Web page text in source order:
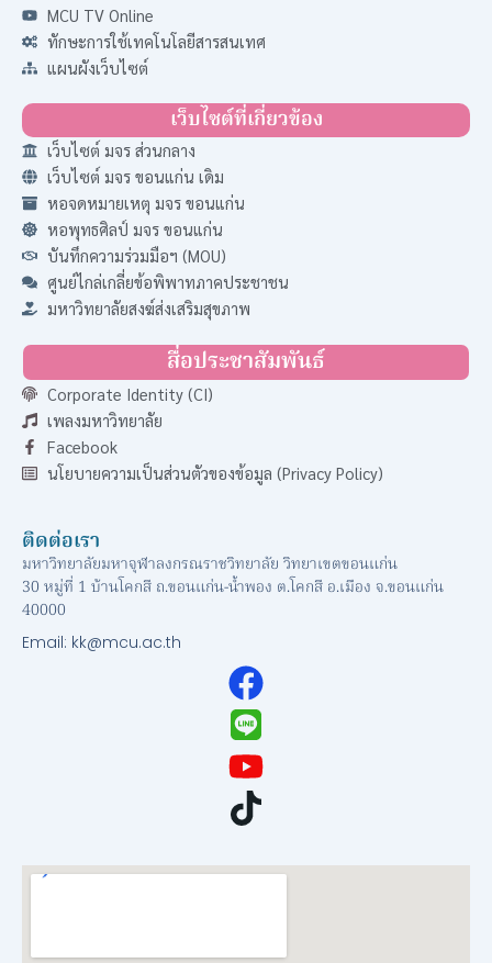
MCU TV Online
ทักษะการใช้เทคโนโลยีสารสนเทศ
แผนผังเว็บไซต์
เว็บไซต์ที่เกี่ยวข้อง
เว็บไซต์ มจร ส่วนกลาง
เว็บไซต์ มจร ขอนแก่น เดิม
หอจดหมายเหตุ มจร ขอนแก่น
หอพุทธศิลป์ มจร ขอนแก่น
บันทึกความร่วมมือฯ (MOU)
ศูนย์ไกล่เกลี่ยข้อพิพาทภาคประชาชน
มหาวิทยาลัยสงฆ์ส่งเสริมสุขภาพ
สื่อประชาสัมพันธ์
Corporate Identity (CI)
เพลงมหาวิทยาลัย
Facebook
นโยบายความเป็นส่วนตัวของข้อมูล (Privacy Policy)
ติดต่อเรา
มหาวิทยาลัยมหาจุฬาลงกรณราชวิทยาลัย วิทยาเขตขอนแก่น
30 หมู่ที่ 1 บ้านโคกสี ถ.ขอนแก่น-น้ำพอง ต.โคกสี อ.เมือง จ.ขอนแก่น
40000
Email: kk@mcu.ac.th